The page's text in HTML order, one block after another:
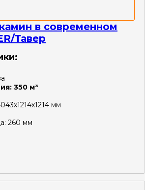
в современном
Тавер
350 м³
мм
260 мм